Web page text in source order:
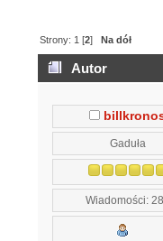
Strony: 1 [2]Na dół
Autor
Gaduła
Wiadomości: